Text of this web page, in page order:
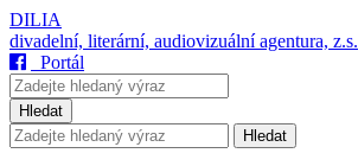
DILIA
divadelní, literární, audiovizuální agentura, z.s.
Portál
Hledat
Hledat